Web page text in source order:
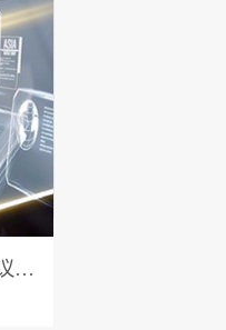
RFID智能会议签到系统